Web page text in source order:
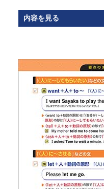
内容を見る